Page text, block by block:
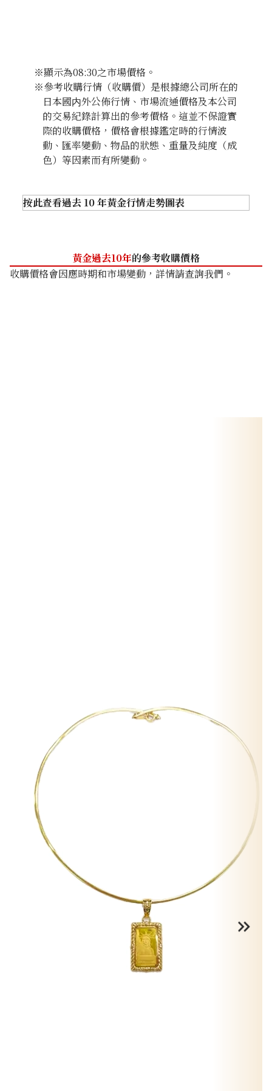
※顯示為08:30之市場價格。
※參考收購行情（收購價）是根據總公司所在的
日本國内外公佈行情、市場流通價格及本公司
的交易紀錄計算出的參考價格。這並不保證實
際的收購價格，價格會根據鑑定時的行情波
動、匯率變動、物品的狀態、重量及純度（成
色）等因素而有所變動。
按此查看過去 10 年黃金行情走勢圖表
黃金過去10年的參考收購價格
收購價格會因應時期和市場變動，詳情請查詢我們。